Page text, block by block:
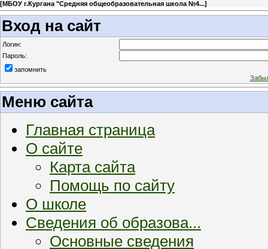
[МБОУ г.Кургана "Средняя общеобразовательная школа №4...]
Вход на сайт
Логин:
Пароль:
запомнить
Меню сайта
Главная страница
О сайте
Карта сайта
Помощь по сайту
О школе
Сведения об образова...
Основные сведения